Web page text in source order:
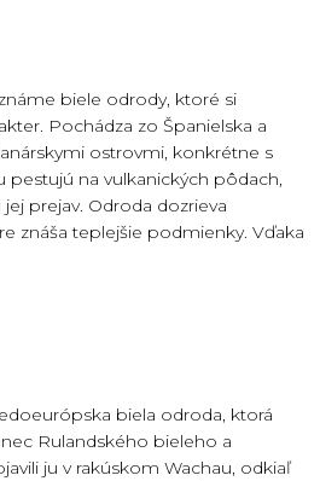
biele odrody, ktoré si
Pochádza zo Španielska a
ostrovmi, konkrétne s
pestujú na vulkanických pôdach,
prejav. Odroda dozrieva
znáša teplejšie podmienky. Vďaka
biela odroda, ktorá
Rulandského bieleho a
ju v rakúskom Wachau, odkiaľ